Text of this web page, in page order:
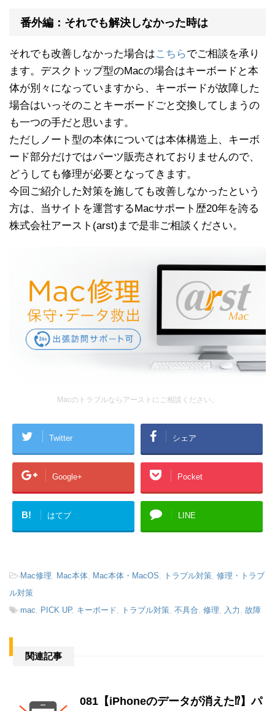
番外編：それでも解決しなかった時は
それでも改善しなかった場合はこちらでご相談を承り
ます。デスクトップ型のMacの場合はキーボードと本
体が別々になっていますから、キーボードが故障した
場合はいっそのことキーボードごと交換してしまうの
も一つの手だと思います。
ただしノート型の本体については本体構造上、キーボ
ード部分だけではパーツ販売されておりませんので、
どうしても修理が必要となってきます。
今回ご紹介した対策を施しても改善しなかったという
方は、当サイトを運営するMacサポート歴20年を誇る
株式会社アースト(arst)まで是非ご相談ください。
Macのトラブルならアーストにご相談ください。
Twitter シェア
Google+ Pocket
B! はてブ LINE
-Mac修理 Mac本体 Mac本体・MacOS トラブル対策 修理・トラブ
ル対策
-mac PICK UP, キーボード トラブル対策 不具合 修理 入力 故障
関連記事
081【iPhoneのデータが消えた⁉︎】パ